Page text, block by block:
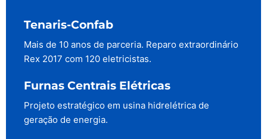
Tenaris-Confab
Mais de 10 anos de parceria. Reparo extraordinário
Rex 2017 com 120 eletricistas.
Furnas Centrais Elétricas
Projeto estratégico em usina hidrelétrica de
geração de energia.